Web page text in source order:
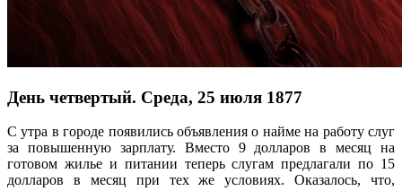
День четвертый. Среда, 25 июля 1877
С утра в городе появились объявления о найме на работу слуг
за повышенную зарплату. Вместо 9 долларов в месяц на
готовом жилье и питании теперь слугам предлагали по 15
долларов в месяц при тех же условиях. Оказалось, что,